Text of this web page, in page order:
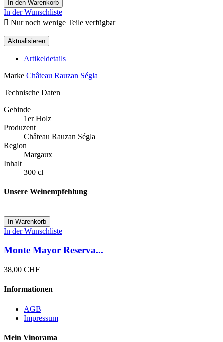
In den Warenkorb
In der Wunschliste
 Nur noch wenige Teile verfügbar
Artikeldetails
Marke Château Rauzan Ségla
Technische Daten
Gebinde
1er Holz
Produzent
Château Rauzan Ségla
Region
Margaux
Inhalt
300 cl
Unsere Weinempfehlung
In Warenkorb
In der Wunschliste
Monte Mayor Reserva...
38,00 CHF
Informationen
AGB
Impressum
Mein Vinorama